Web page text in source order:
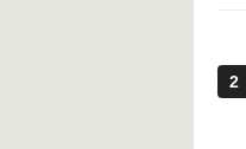
2